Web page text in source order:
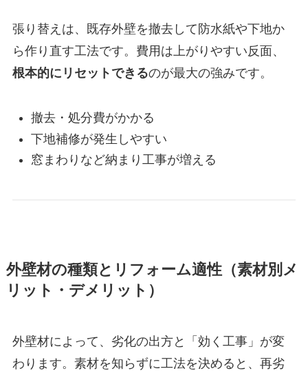
張り替えは、既存外壁を撤去して防水紙や下地か
ら作り直す工法です。費用は上がりやすい反面、
根本的にリセットできるのが最大の強みです。
撤去・処分費がかかる
下地補修が発生しやすい
窓まわりなど納まり工事が増える
外壁材の種類とリフォーム適性（素材別メ
リット・デメリット）
外壁材によって、劣化の出方と「効く工事」が変
わります。素材を知らずに工法を決めると、再劣